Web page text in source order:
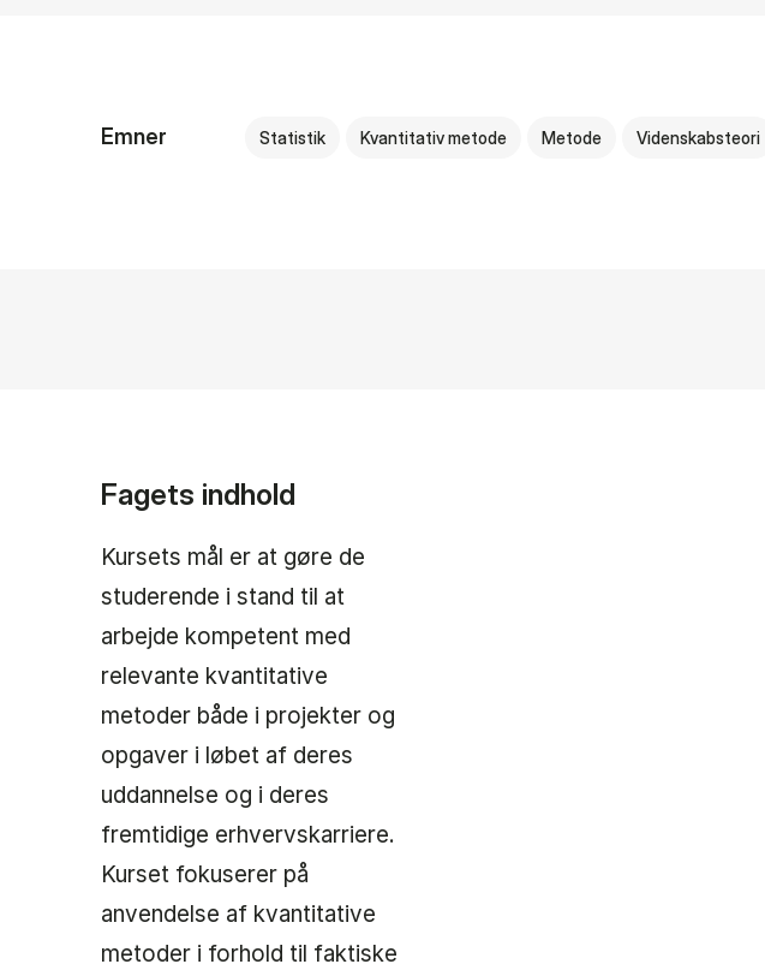
Emner Statistik Kvantitativ metode Metode Videnskabsteori
Fagets indhold
Kursets mål er at gøre de
studerende i stand til at
arbejde kompetent med
relevante kvantitative
metoder både i projekter og
opgaver i løbet af deres
uddannelse og i deres
fremtidige erhvervskarriere.
Kurset fokuserer på
anvendelse af kvantitative
metoder i forhold til faktiske